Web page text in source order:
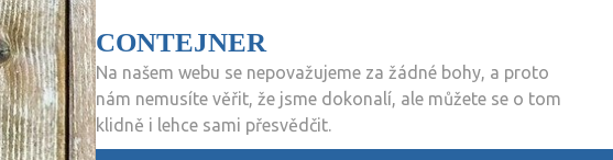
CONTEJNER
Na našem webu se nepovažujeme za žádné bohy, a proto
nám nemusíte věřit, že jsme dokonalí, ale můžete se o tom
klidně i lehce sami přesvědčit.